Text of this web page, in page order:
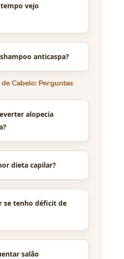
vejo
anticaspa?
Cabelo: Perguntas
alopecia
dieta capilar?
se tenho déficit de
salão